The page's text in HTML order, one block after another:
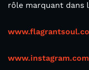
rôle marquant dans